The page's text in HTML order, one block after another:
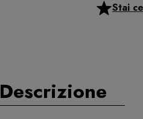
Stai
Descrizione